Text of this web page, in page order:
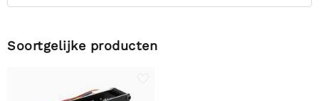
Soortgelijke producten